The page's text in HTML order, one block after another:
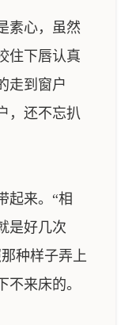
素心，虽然
住下唇认真
走到窗户
，还不忘扒
起来。“相
是好几次
种样子弄上
来床的。